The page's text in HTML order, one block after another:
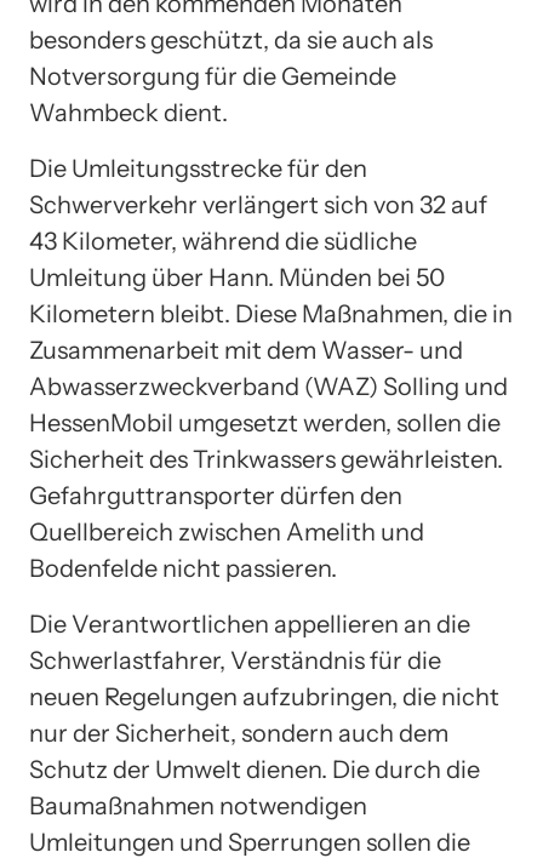
besonders geschützt, da sie auch als
Notversorgung für die Gemeinde
Wahmbeck dient.
Die Umleitungsstrecke für den
Schwerverkehr verlängert sich von 32 auf
43 Kilometer, während die südliche
Umleitung über Hann. Münden bei 50
Kilometern bleibt. Diese Maßnahmen, die in
Zusammenarbeit mit dem Wasser- und
Abwasserzweckverband (WAZ) Solling und
HessenMobil umgesetzt werden, sollen die
Sicherheit des Trinkwassers gewährleisten.
Gefahrguttransporter dürfen den
Quellbereich zwischen Amelith und
Bodenfelde nicht passieren.
Die Verantwortlichen appellieren an die
Schwerlastfahrer, Verständnis für die
neuen Regelungen aufzubringen, die nicht
nur der Sicherheit, sondern auch dem
Schutz der Umwelt dienen. Die durch die
Baumaßnahmen notwendigen
Umleitungen und Sperrungen sollen die